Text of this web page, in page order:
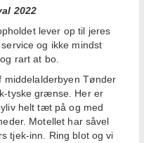
2022
lever op til jeres
og ikke mindst
rart at bo.
middelalderbyen Tønder
tyske grænse. Her er
helt tæt på og med
Motellet har såvel
tjek-inn. Ring blot og vi